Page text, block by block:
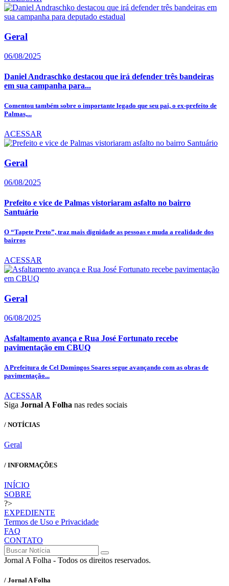
Geral
06/08/2025
Daniel Andraschko destacou que irá defender três bandeiras
em sua campanha para...
Comentou também sobre o importante legado que seu pai, o ex-prefeito de
Palmas,...
ACESSAR
Geral
06/08/2025
Prefeito e vice de Palmas vistoriaram asfalto no bairro
Santuário
O “Tapete Preto”, traz mais dignidade as pessoas e muda a realidade dos
bairros
ACESSAR
Geral
06/08/2025
Asfaltamento avança e Rua José Fortunato recebe
pavimentação em CBUQ
A Prefeitura de Cel Domingos Soares segue avançando com as obras de
pavimentação...
ACESSAR
Siga Jornal A Folha nas redes sociais
/ NOTÍCIAS
Geral
/ INFORMAÇÕES
INÍCIO
SOBRE
?>
EXPEDIENTE
Termos de Uso e Privacidade
FAQ
CONTATO
Jornal A Folha - Todos os direitos reservados.
/ Jornal A Folha